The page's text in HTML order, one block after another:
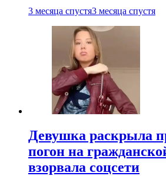
3 месяца спустя3 месяца спустя
Девушка раскрыла
погон на
взорвала соцсети